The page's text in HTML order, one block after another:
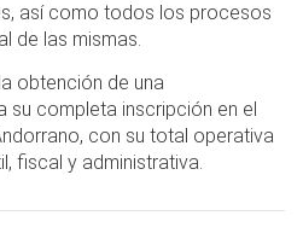
así como todos los procesos
de las mismas.
obtención de una
su completa inscripción en el
con su total operativa
fiscal y administrativa.